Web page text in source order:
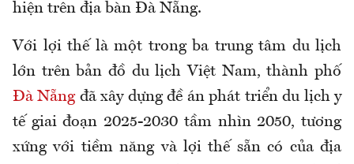
hiện trên địa bàn Đà Nẵng.
Với lợi thế là một trong ba trung tâm du lịch
lớn trên bản đồ du lịch Việt Nam, thành phố
Đà Nẵngđã xây dựng đề án phát triển du lịch y
tế giai đoạn 2025-2030 tầm nhìn 2050, tương
xứng với tiềm năng và lợi thế sẵn có của địa